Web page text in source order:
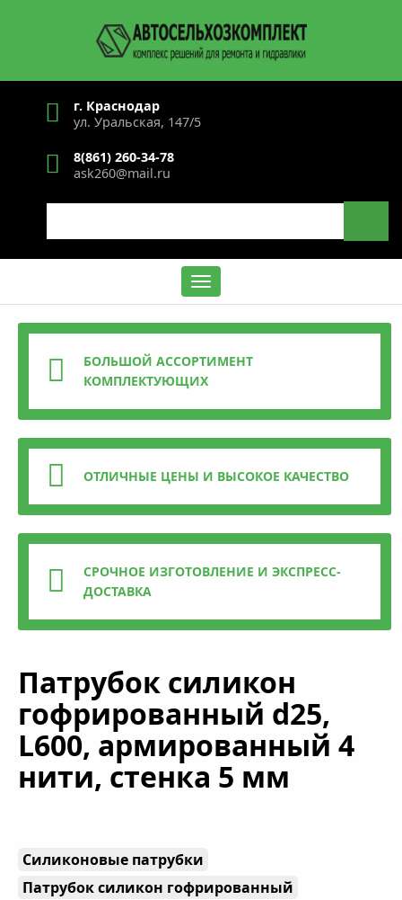
г. Краснодар
ул. Уральская, 147/5
8(861) 260-34-78
ask260@mail.ru
БОЛЬШОЙ АССОРТИМЕНТ
КОМПЛЕКТУЮЩИХ
ОТЛИЧНЫЕ ЦЕНЫ И ВЫСОКОЕ КАЧЕСТВО
СРОЧНОЕ ИЗГОТОВЛЕНИЕ И ЭКСПРЕСС-
ДОСТАВКА
Патрубок силикон
гофрированный d25,
L600, армированный 4
нити, стенка 5 мм
Силиконовые патрубки
Патрубок силикон гофрированный